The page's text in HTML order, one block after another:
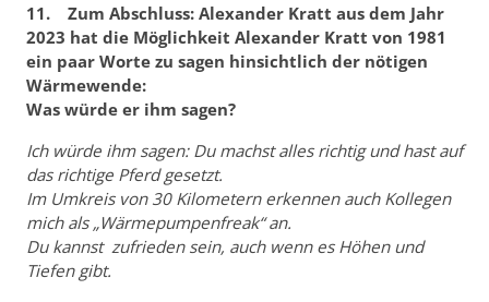
11. Zum Abschluss: Alexander Kratt aus dem Jahr
2023 hat die Möglichkeit Alexander Kratt von 1981
ein paar Worte zu sagen hinsichtlich der nötigen
Wärmewende:
Was würde er ihm sagen?
Ich würde ihm sagen: Du machst alles richtig und hast auf
das richtige Pferd gesetzt.
Im Umkreis von 30 Kilometern erkennen auch Kollegen
mich als „Wärmepumpenfreak“ an.
Du kannst zufrieden sein, auch wenn es Höhen und
Tiefen gibt.